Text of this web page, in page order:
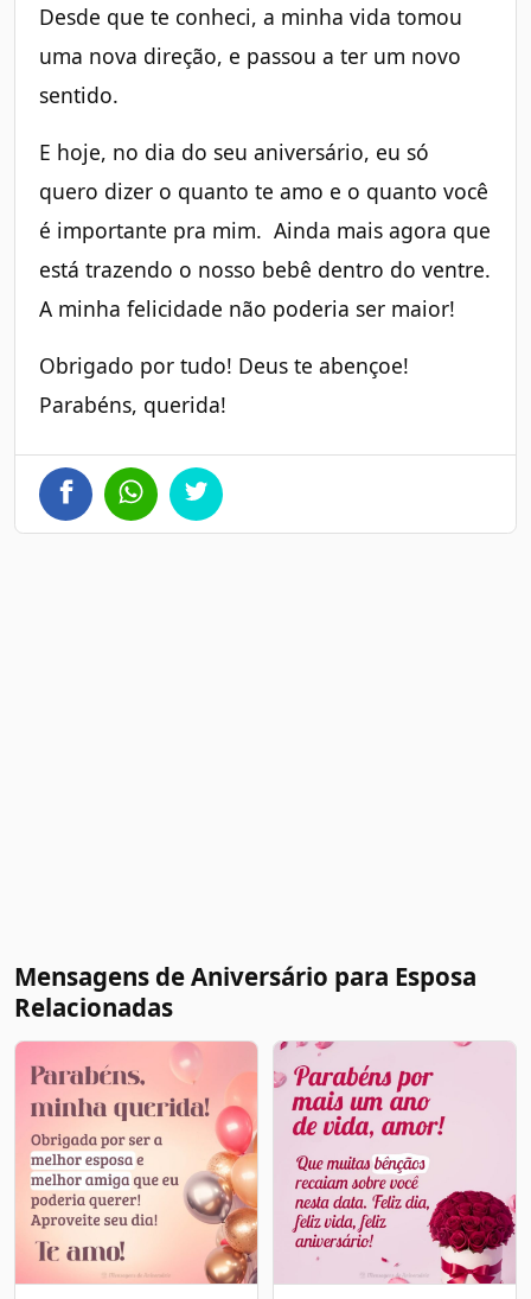
Desde que te conheci, a minha vida tomou
uma nova direção, e passou a ter um novo
sentido.
E hoje, no dia do seu aniversário, eu só
quero dizer o quanto te amo e o quanto você
é importante pra mim. Ainda mais agora que
está trazendo o nosso bebê dentro do ventre.
A minha felicidade não poderia ser maior!
Obrigado por tudo! Deus te abençoe!
Parabéns, querida!
Mensagens de Aniversário para Esposa
Relacionadas